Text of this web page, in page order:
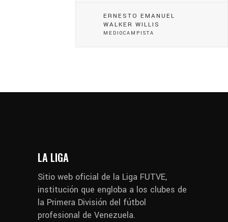
ERNESTO EMANUEL
WALKER WILLIS
MEDIOCAMPISTA
LA LIGA
Sitio web oficial de la Liga FUTVE,
institución que engloba a los clubes de
la Primera División del fútbol
profesional de Venezuela.